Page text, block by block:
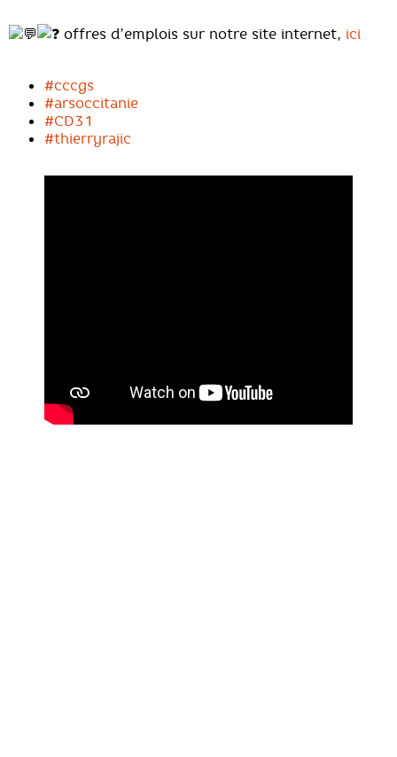
offres d’emplois sur notre site internet, ici
#cccgs
#arsoccitanie
#CD31
#thierryrajic